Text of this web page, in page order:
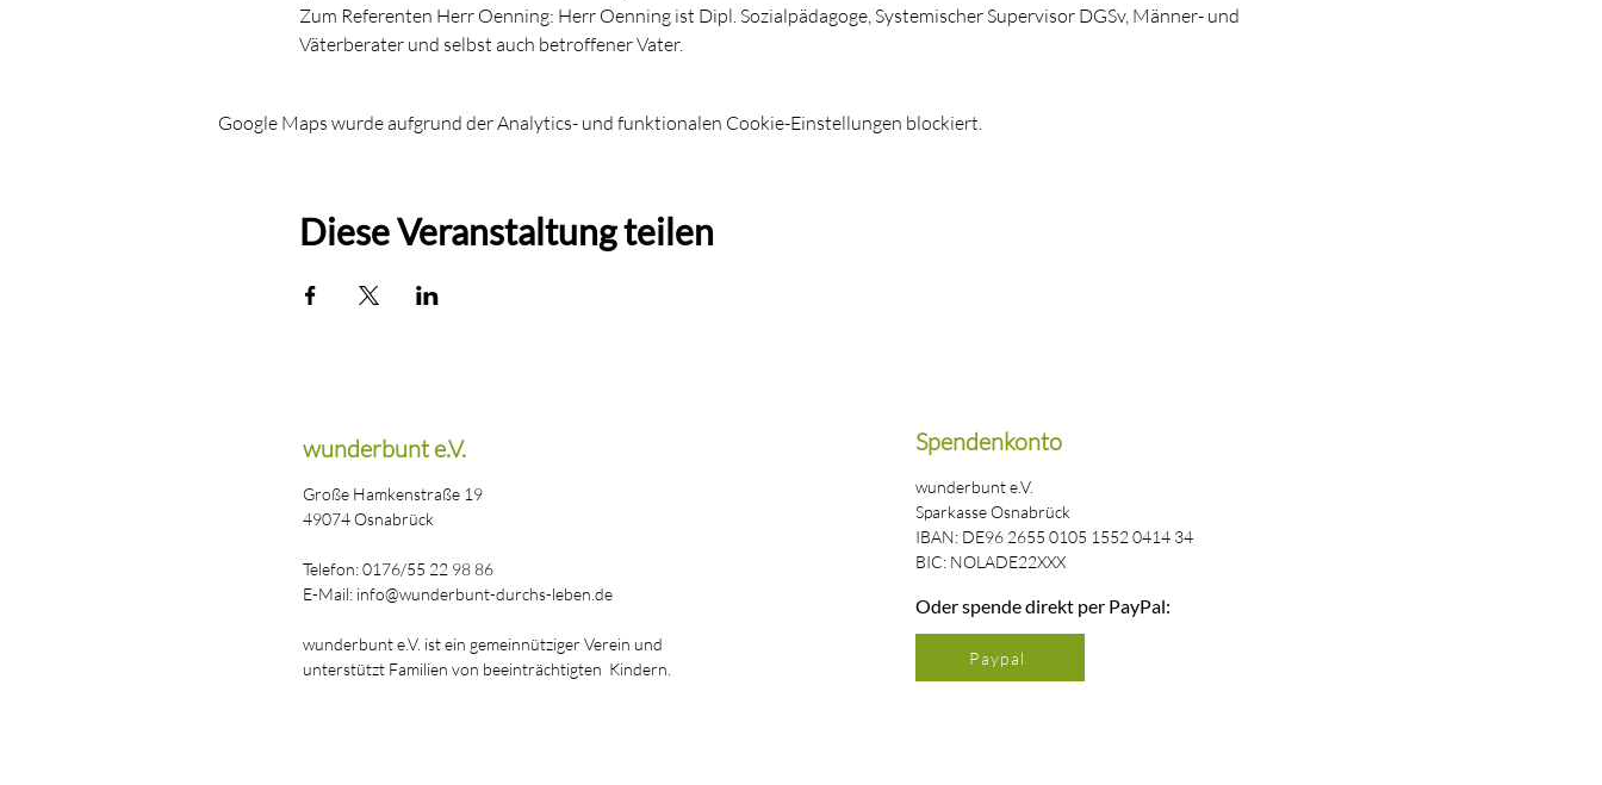
Zum Referenten Herr Oenning: Herr Oenning ist Dipl. Sozialpädagoge, Systemischer Supervisor DGSv, Männer- und
Väterberater und selbst auch betroffener Vater.
Google Maps wurde aufgrund der Analytics- und funktionalen Cookie-Einstellungen blockiert.
Diese Veranstaltung teilen
wunderbunt e.V.
Große Hamkenstraße 19
49074 Osnabrück
Telefon: 0176/55 22 98 86
E-Mail: info@wunderbunt-durchs-leben.de
wunderbunt e.V. ist ein gemeinnütziger Verein und
unterstützt Familien von beeinträchtigten Kindern.
Spendenkonto
wunderbunt e.V.
Sparkasse Osnabrück
IBAN: DE96 2655 0105 1552 0414 34
BIC: NOLADE22XXX
Oder spende direkt per PayPal:
Paypal